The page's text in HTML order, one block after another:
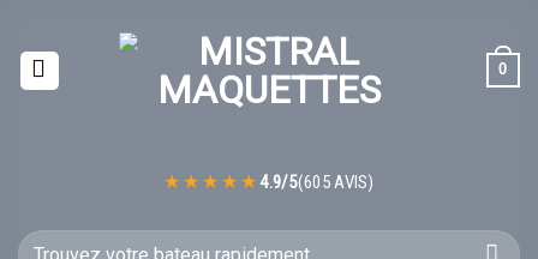
contenu
0
4.9/5(605 AVIS)
Recherche